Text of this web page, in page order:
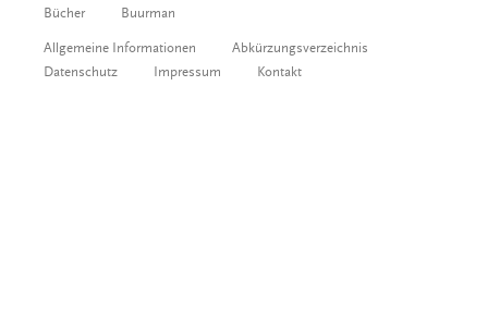
Bücher Buurman
Allgemeine Informationen
Abkürzungsverzeichnis
Datenschutz
Impressum Kontakt